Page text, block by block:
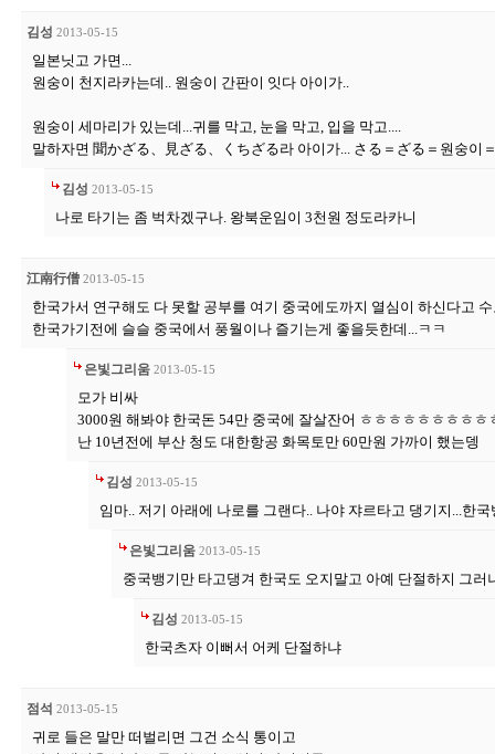
김성 2013-05-15
일본닛고 가면...
원숭이 천지라카는데.. 원숭이 간판이 잇다 아이가..
원숭이 세마리가 있는데...귀를 막고, 눈을 막고, 입을 막고....
말하자면 聞かざる、見ざる、くちざる라 아이가... さる＝ざる＝원숭이
김성 2013-05-15
나로 타기는 좀 벅차겠구나. 왕북운임이 3천원 정도라카니
江南行僧 2013-05-15
한국가서 연구해도 다 못할 공부를 여기 중국에도까지 열심이 하신다고
한국가기전에 슬슬 중국에서 풍월이나 즐기는게 좋을듯한데...ㅋㅋ
은빛그리움 2013-05-15
모가 비싸
3000원 해봐야 한국돈 54만 중국에 잘살잔어 ㅎㅎㅎㅎㅎㅎㅎㅎㅎ
난 10년전에 부산 청도 대한항공 화목토만 60만원 가까이 했는뎅
김성 2013-05-15
임마.. 저기 아래에 나로를 그랜다.. 나야 쟈르타고 댕기지...한
은빛그리움 2013-05-15
중국뱅기만 타고댕겨 한국도 오지말고 아예 단절하지 그러
김성 2013-05-15
한국츠자 이뻐서 어케 단절하냐
점석 2013-05-15
귀로 들은 말만 떠벌리면 그건 소식 통이고